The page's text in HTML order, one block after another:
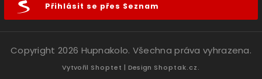
Přihlásit se přes Seznam
Copyright 2026 Hupnakolo. Všechna práva vyhrazena.
Vytvořil Shoptet | Design Shoptak.cz.